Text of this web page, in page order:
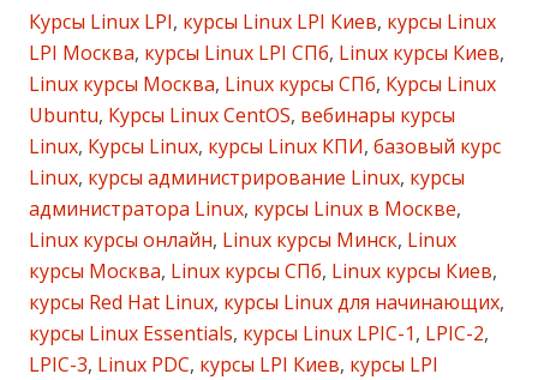
Курсы Linux LPI, курсы Linux LPI Киев, курсы Linux
LPI Москва, курсы Linux LPI СПб, Linux курсы Киев,
Linux курсы Москва, Linux курсы СПб, Курсы Linux
Ubuntu, Курсы Linux CentOS, вебинары курсы
Linux, Курсы Linux, курсы Linux КПИ, базовый курс
Linux, курсы администрирование Linux, курсы
администратора Linux, курсы Linux в Москве,
Linux курсы онлайн, Linux курсы Минск, Linux
курсы Москва, Linux курсы СПб, Linux курсы Киев,
курсы Red Hat Linux, курсы Linux для начинающих,
курсы Linux Essentials, курсы Linux LPIC-1, LPIC-2,
LPIC-3, Linux PDC, курсы LPI Киев, курсы LPI